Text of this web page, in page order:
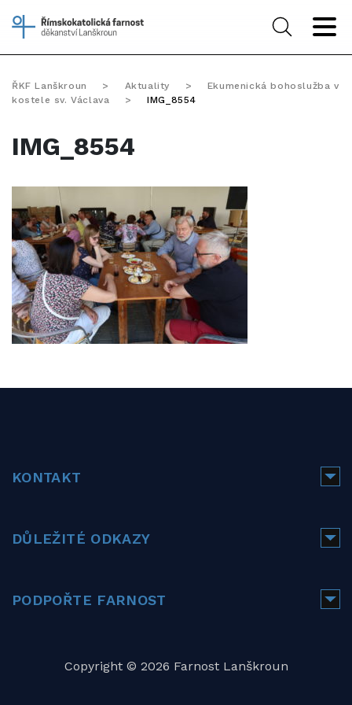
ŘKF Lanškroun > Aktuality >
Ekumenická bohoslužba v
kostele sv. Václava
> IMG_8554
IMG_8554
KONTAKT
DŮLEŽITÉ ODKAZY
PODPOŘTE FARNOST
Copyright © 2026 Farnost Lanškroun